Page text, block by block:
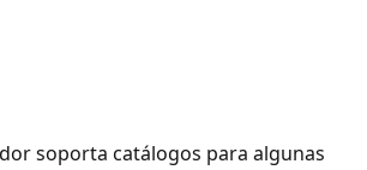
soporta catálogos para algunas